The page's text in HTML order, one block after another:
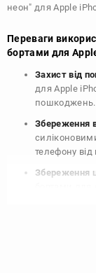
неон" для Apple
Переваги
бортами для
Захист від
для Apple
пошкоджень.
Збереження
телефону
Збереження
людей, які